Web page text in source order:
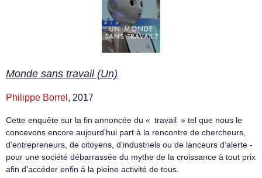
Monde sans travail (Un)
Philippe Borrel , 2017
Cette enquête sur la fin annoncée du « travail » tel que nous le
concevons encore aujourd’hui part à la rencontre de chercheurs,
d’entrepreneurs, de citoyens, d’industriels ou de lanceurs d’alerte -
pour une société débarrassée du mythe de la croissance à tout prix
afin d’accéder enfin à la pleine activité de tous.